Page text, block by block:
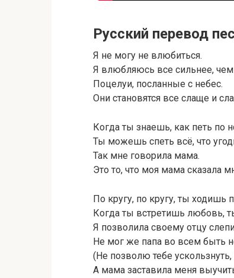
Русский перевод
Я не могу не влюбиться.
Я влюбляюсь все сильнее,
Поцелуи, посланные с небес.
Они становятся все слаще и
Когда ты знаешь, как петь по
Ты можешь спеть всё, что
Так мне говорила мама.
Это то, что моя мама сказала
По кругу, по кругу, ты ходишь
Когда ты встретишь любовь,
Я позволила своему отцу
Не мог же папа во всем быть
(Не позволю тебе ускользнуть,
А мама заставила меня